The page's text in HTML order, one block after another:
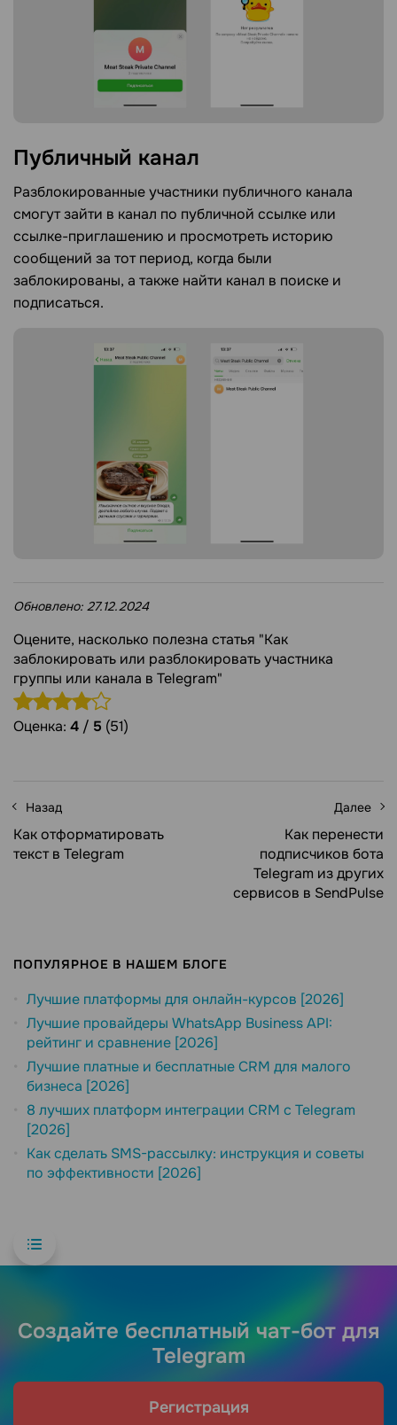
Публичный канал
Разблокированные участники публичного канала
смогут зайти в канал по публичной ссылке или
ссылке-приглашению и просмотреть историю
сообщений за тот период, когда были
заблокированы, а также найти канал в поиске и
подписаться.
Обновлено: 27.12.2024
Оцените, насколько полезна статья "Как
заблокировать или разблокировать участника
группы или канала в Telegram"
Оценка: 4 / 5 (51)
Назад
Как отформатировать
текст в Telegram
Далее
Как перенести
подписчиков бота
Telegram из других
сервисов в SendPulse
ПОПУЛЯРНОЕ В НАШЕМ БЛОГЕ
Лучшие платформы для онлайн-курсов [2026]
Лучшие провайдеры WhatsApp Business API:
рейтинг и сравнение [2026]
Лучшие платные и бесплатные CRM для малого
бизнеса [2026]
8 лучших платформ интеграции CRM с Telegram
[2026]
Как сделать SMS-рассылку: инструкция и советы
по эффективности [2026]
Создайте бесплатный чат-бот для
Telegram
Регистрация